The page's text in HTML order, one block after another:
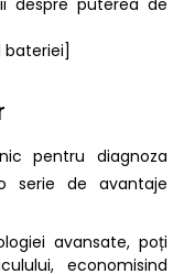
pentru diagnoza
serie de avantaje
avansate, poți
economisind